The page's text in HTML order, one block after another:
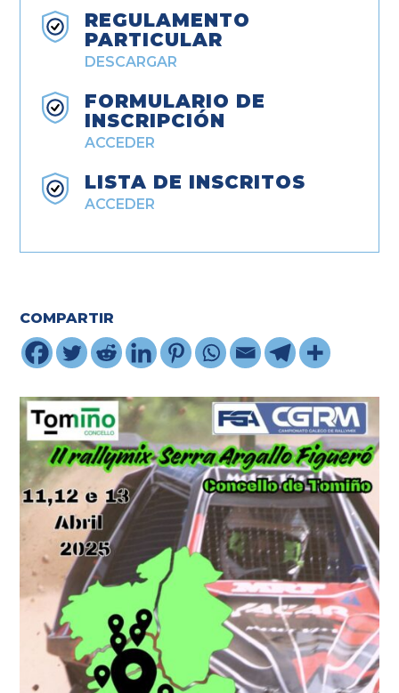
REGULAMENTO
PARTICULAR
DESCARGAR
FORMULARIO DE
INSCRIPCIÓN
ACCEDER
LISTA DE INSCRITOS
ACCEDER
COMPARTIR